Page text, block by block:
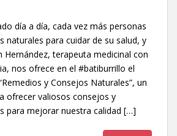
día a día, cada vez más personas
naturales para cuidar de su salud, y
Hernández, terapeuta medicinal con
nos ofrece en el #batiburrillo el
y Consejos Naturales”, un
ofrecer valiosos consejos y
para mejorar nuestra calidad […]